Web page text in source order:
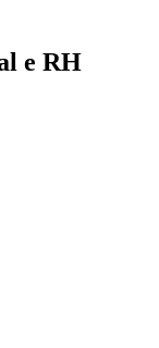
e RH